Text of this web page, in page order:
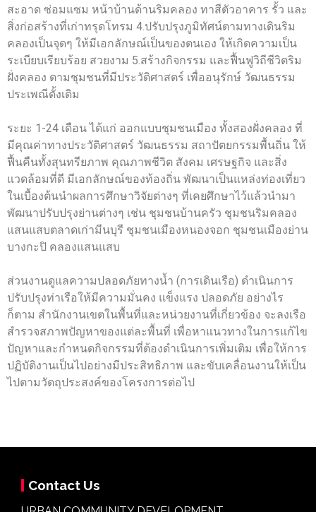
สะอาด ซ่อมแซม หน้าบ้านด้านริมคลอง ทาสีตัวอาคาร รั้ว และ
สิ่งก่อสร้างที่เก่าทรุดโทรม 4.ปรับปรุงภูมิทัศน์ตามทางเดินริม
คลองเป็นจุดๆ ให้มีเอกลักษณ์เป็นของตนเอง ให้เกิดความเป็น
ระเบียบเรียบร้อย สวยงาม 5.สร้างกิจกรรม และฟื้นฟูวิถีชีวิตริม
ฝั่งคลอง ตามชุมชนที่มีประวัติศาสตร์ เพื่ออนุรักษ์ วัฒนธรรม
ประเพณีดั้งเดิม
ระยะ 1-24 เดือน ได้แก่ ออกแบบชุมชนเมือง ทั้งสองฝั่งคลอง ที่
มีคุณค่าทางประวัติศาสตร์ วัฒนธรรม สถาปัตยกรรมพื้นถิ่น ให้
ฟื้นคืนทั้งสุนทรียภาพ คุณภาพชีวิต สังคม เศรษฐกิจ และสิ่ง
แวดล้อมที่ดี มีเอกลักษณ์ของท้องถิ่น พัฒนาเป็นแหล่งท่องเที่ยว
ในเบื้องต้นนำผลการศึกษาวิจัยต่างๆ ที่เคยศึกษาไว้แล้วนำมา
พัฒนาปรับปรุงย่านต่างๆ เช่น ชุมชนบ้านครัว ชุมชนริมคลอง
แสนแสบตลาดเก่ามีนบุรี ชุมชนเมืองหนองจอก ชุมชนเมืองย่าน
บางกะปิ คลองแสนแสบ
ส่วนงานดูแลความปลอดภัยทางน้ำ (การเดินเรือ) ดำเนินการ
ปรับปรุงท่าเรือให้มีความมั่นคง แข็งแรง ปลอดภัย อย่างไร
ก็ตาม สำนักงานเขตในพื้นที่และหน่วยงานที่เกี่ยวข้อง จะลงเรือ
สำรวจสภาพปัญหาของแต่ละพื้นที่ เพื่อหาแนวทางในการแก้ไข
ปัญหาและกำหนดกิจกรรมที่ต้องดำเนินการเพิ่มเติม เพื่อให้การ
ปฏิบัติงานเป็นไปอย่างมีประสิทธิภาพ และขับเคลื่อนงานให้เป็น
ไปตามวัตถุประสงค์ของโครงการต่อไป
Contact Us